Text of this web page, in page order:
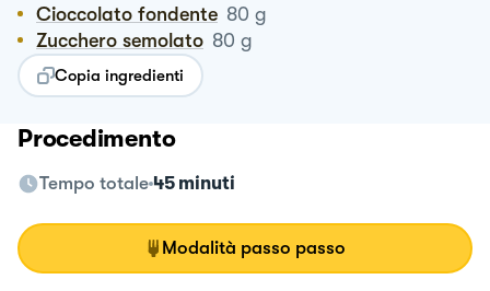
Cioccolato fondente 80 g
Zucchero semolato 80 g
Copia ingredienti
Procedimento
Tempo totale 45 minuti
Modalità passo passo